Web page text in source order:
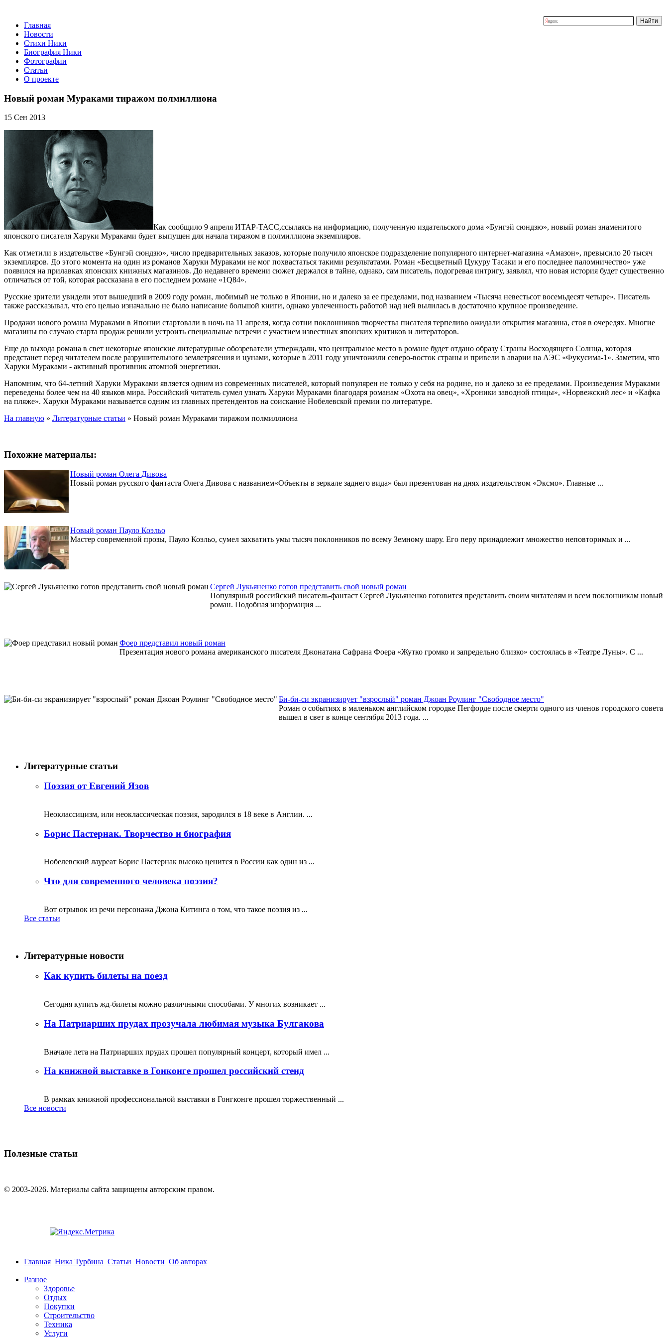
Главная
Новости
Стихи Ники
Биография Ники
Фотографии
Статьи
О проекте
Новый роман Мураками тиражом полмиллиона
15 Сен 2013
Как сообщило 9 апреля ИТАР-ТАСС,ссылаясь на информацию, полученную издательского дома «Бунгэй сюндзю», новый роман знаменитого
японского писателя Харуки Мураками будет выпущен для начала тиражом в полмиллиона экземпляров.
Как отметили в издательстве «Бунгэй сюндзю», число предварительных заказов, которые получило японское подразделение популярного интернет-магазина «Амазон», превысило 20 тысяч
экземпляров. До этого момента на один из романов Харуки Мураками не мог похвастаться такими результатами. Роман «Бесцветный Цукуру Тасаки и его последнее паломничество» уже
появился на прилавках японских книжных магазинов. До недавнего времени сюжет держался в тайне, однако, сам писатель, подогревая интригу, заявлял, что новая история будет существенно
отличаться от той, которая рассказана в его последнем романе «1Q84».
Русские зрители увидели этот вышедший в 2009 году роман, любимый не только в Японии, но и далеко за ее пределами, под названием «Тысяча невестьсот восемьдесят четыре». Писатель
также рассказывал, что его целью изначально не было написание большой книги, однако увлеченность работой над ней вылилась в достаточно крупное произведение.
Продажи нового романа Мураками в Японии стартовали в ночь на 11 апреля, когда сотни поклонников творчества писателя терпеливо ожидали открытия магазина, стоя в очередях. Многие
магазины по случаю старта продаж решили устроить специальные встречи с участием известных японских критиков и литераторов.
Еще до выхода романа в свет некоторые японские литературные обозреватели утверждали, что центральное место в романе будет отдано образу Страны Восходящего Солнца, которая
предстанет перед читателем после разрушительного землетрясения и цунами, которые в 2011 году уничтожили северо-восток страны и привели в аварии на АЭС «Фукусима-1». Заметим, что
Харуки Мураками - активный противник атомной энергетики.
Напомним, что 64-летний Харуки Мураками является одним из современных писателей, который популярен не только у себя на родине, но и далеко за ее пределами. Произведения Мураками
переведены более чем на 40 языков мира. Российский читатель сумел узнать Харуки Мураками благодаря романам «Охота на овец», «Хроники заводной птицы», «Норвежский лес» и «Кафка
на пляже». Харуки Мураками называется одним из главных претендентов на соискание Нобелевской премии по литературе.
На главную » Литературные статьи » Новый роман Мураками тиражом полмиллиона
Похожие материалы:
Новый роман Олега Дивова
Новый роман русского фантаста Олега Дивова с названием«Объекты в зеркале заднего вида» был презентован на днях издательством «Эксмо». Главные ...
Новый роман Пауло Коэльо
Мастер современной прозы, Пауло Коэльо, сумел захватить умы тысяч поклонников по всему Земному шару. Его перу принадлежит множество неповторимых и ...
Сергей Лукьяненко готов представить свой новый роман
Популярный российский писатель-фантаст Сергей Лукьяненко готовится представить своим читателям и всем поклонникам новый
роман. Подобная информация ...
Фоер представил новый роман
Презентация нового романа американского писателя Джонатана Сафрана Фоера «Жутко громко и запредельно близко» состоялась в «Театре Луны». С ...
Би-би-си экранизирует "взрослый" роман Джоан Роулинг "Свободное место"
Роман о событиях в маленьком английском городке Пегфорде после смерти одного из членов городского совета
вышел в свет в конце сентября 2013 года. ...
Литературные статьи
Поэзия от Евгений Язов
Неоклассицизм, или неоклассическая поэзия, зародился в 18 веке в Англии. ...
Борис Пастернак. Творчество и биография
Нобелевский лауреат Борис Пастернак высоко ценится в России как один из ...
Что для современного человека поэзия?
Вот отрывок из речи персонажа Джона Китинга о том, что такое поэзия из ...
Все статьи
Литературные новости
Как купить билеты на поезд
Сегодня купить жд-билеты можно различными способами. У многих возникает ...
На Патриарших прудах прозучала любимая музыка Булгакова
Вначале лета на Патриарших прудах прошел популярный концерт, который имел ...
На книжной выставке в Гонконге прошел российский стенд
В рамках книжной профессиональной выставки в Гонгконге прошел торжественный ...
Все новости
Полезные статьи
© 2003-2026. Материалы сайта защищены авторским правом.
Главная Ника Турбина Статьи Новости Об авторах
Разное
Здоровье
Отдых
Покупки
Строительство
Техника
Услуги